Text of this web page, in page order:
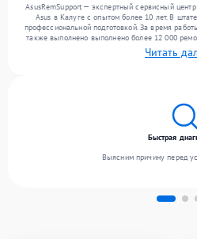
AsusRemSupport — экспертный сервисный
Asus в Калуге с опытом более 10 лет. В
профессиональной подготовкой. За время
также выполнено выполнено более 12 000
поступает свыше 300 единиц техники,
неисправностей и гарантируем высокое
Читать
Быстрая
Выясним причину перед